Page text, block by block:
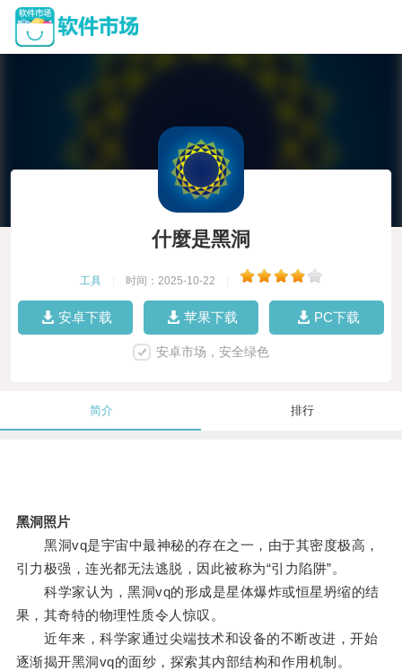
什麼是黑洞
工具 时间：2025-10-22
安卓下载 苹果下载 PC下载
安卓市场，安全绿色
简介 排行
黑洞照片
黑洞vq是宇宙中最神秘的存在之一，由于其密度极高，
引力极强，连光都无法逃脱，因此被称为“引力陷阱”。
科学家认为，黑洞vq的形成是星体爆炸或恒星坍缩的结
果，其奇特的物理性质令人惊叹。
近年来，科学家通过尖端技术和设备的不断改进，开始
逐渐揭开黑洞vq的面纱，探索其内部结构和作用机制。